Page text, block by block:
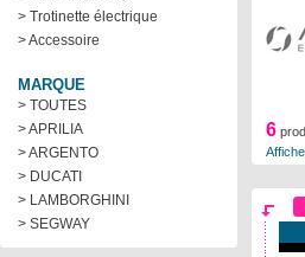
> Trotinette électrique
> Accessoire
MARQUE
> TOUTES
> APRILIA
> ARGENTO
> DUCATI
> LAMBORGHINI
> SEGWAY
6